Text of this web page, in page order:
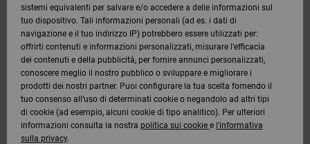
sistemi equivalenti per salvare e/o accedere a delle informazioni sul
tuo dispositivo. Tali informazioni personali (ad es. i dati di
navigazione e il tuo indirizzo IP) potrebbero essere utilizzati per:
offrirti contenuti e informazioni personalizzati, misurare l’efficacia
dei contenuti e della pubblicità, per fornire annunci personalizzati,
conoscere meglio il nostro pubblico o sviluppare e migliorare i
prodotti dei nostri partner. Puoi configurare la tua scelta fornendo il
tuo consenso all’uso di determinati cookie o negandolo ad altri tipi
di cookie (ad esempio, alcuni cookie di tipo analitico). Per ulteriori
informazioni consulta la nostra politica sui cookie e l'informativa
sulla privacy.